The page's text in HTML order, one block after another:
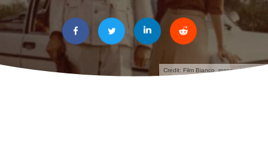
Credit: Film Bianco, rosso e Verdone